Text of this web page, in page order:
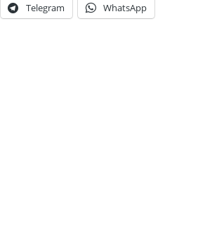
Telegram WhatsApp